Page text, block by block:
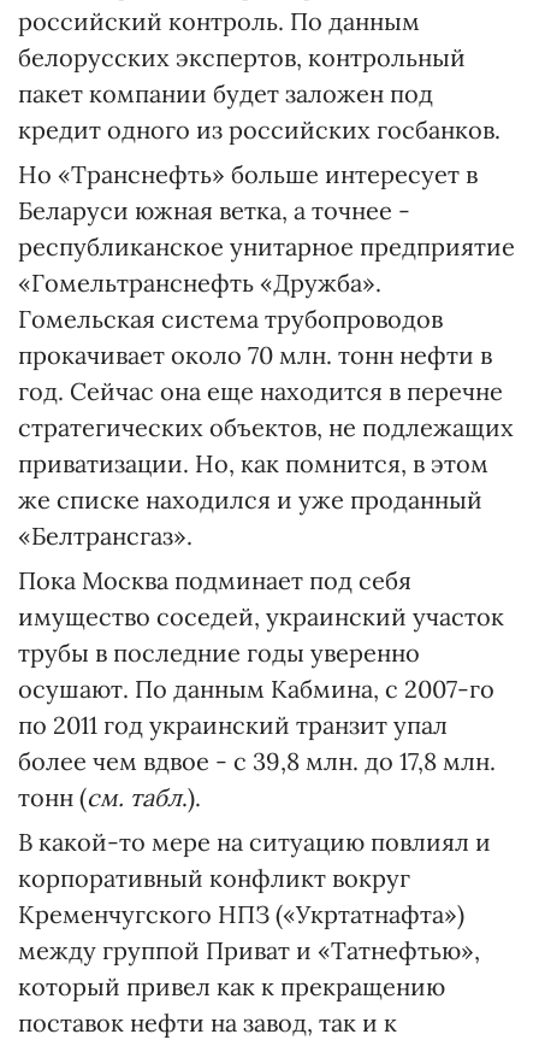
российский контроль. По данным
белорусских экспертов, контрольный
пакет компании будет заложен под
кредит одного из российских госбанков.
Но «Транснефть» больше интересует в
Беларуси южная ветка, а точнее -
республиканское унитарное предприятие
«Гомельтранснефть «Дружба».
Гомельская система трубопроводов
прокачивает около 70 млн. тонн нефти в
год. Сейчас она еще находится в перечне
стратегических объектов, не подлежащих
приватизации. Но, как помнится, в этом
же списке находился и уже проданный
«Белтрансгаз».
Пока Москва подминает под себя
имущество соседей, украинский участок
трубы в последние годы уверенно
осушают. По данным Кабмина, с 2007-го
по 2011 год украинский транзит упал
более чем вдвое - с 39,8 млн. до 17,8 млн.
тонн (см. табл.).
В какой-то мере на ситуацию повлиял и
корпоративный конфликт вокруг
Кременчугского НПЗ («Укртатнафта»)
между группой Приват и «Татнефтью»,
который привел как к прекращению
поставок нефти на завод, так и к